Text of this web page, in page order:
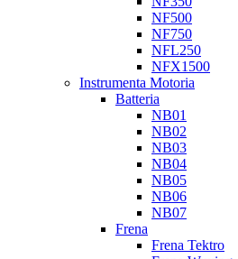
NF500
NF750
NFL250
NFX1500
Instrumenta Motoria
Batteria
NB01
NB02
NB03
NB04
NB05
NB06
NB07
Frena
Frena Tektro